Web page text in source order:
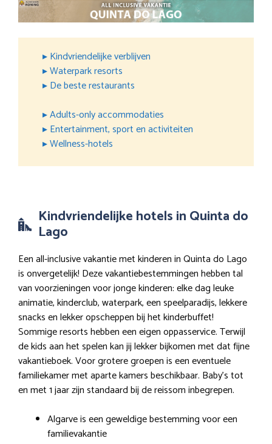
▸ Kindvriendelijke verblijven
▸ Waterpark resorts
▸ De beste restaurants
▸ Adults-only accommodaties
▸ Entertainment, sport en activiteiten
▸ Wellness-hotels
Kindvriendelijke hotels in Quinta do
Lago
Een all-inclusive vakantie met kinderen in Quinta do Lago
is onvergetelijk! Deze vakantiebestemmingen hebben tal
van voorzieningen voor jonge kinderen: elke dag leuke
animatie, kinderclub, waterpark, een speelparadijs, lekkere
snacks en lekker opscheppen bij het kinderbuffet!
Sommige resorts hebben een eigen oppasservice. Terwijl
de kids aan het spelen kan jij lekker bijkomen met dat fijne
vakantieboek. Voor grotere groepen is een eventuele
familiekamer met aparte kamers beschikbaar. Baby’s tot
en met 1 jaar zijn standaard bij de reissom inbegrepen.
Algarve is een geweldige bestemming voor een
familievakantie